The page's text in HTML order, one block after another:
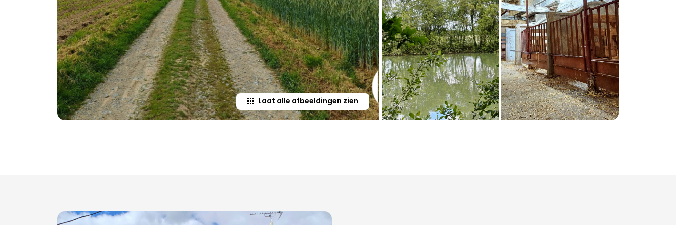
Laat alle afbeeldingen zien